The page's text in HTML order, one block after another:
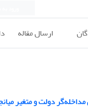
ارسال مقاله
دولت و متغیر